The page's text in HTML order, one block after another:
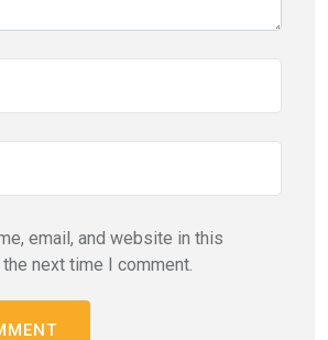
email, and website in this
next time I comment.